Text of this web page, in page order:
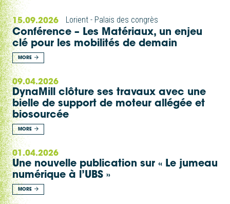
15.09.2026 Lorient - Palais des congrès
Conférence – Les Matériaux, un enjeu
clé pour les mobilités de demain
MORE
09.04.2026
DynaMill clôture ses travaux avec une
bielle de support de moteur allégée et
biosourcée
MORE
01.04.2026
Une nouvelle publication sur « Le jumeau
numérique à l’UBS »
MORE